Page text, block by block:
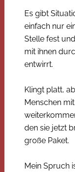
Es gibt
einfach nur
Stelle fest
mit ihnen
entwirrt.
Klingt platt,
Menschen
den sie jetzt
große Paket.
Mein Spruch